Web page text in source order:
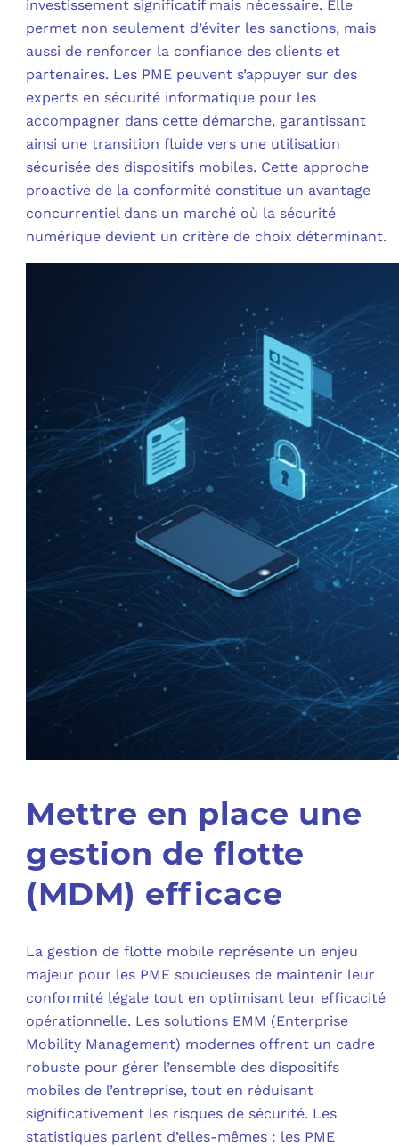
investissement significatif mais nécessaire. Elle
permet non seulement d’éviter les sanctions, mais
aussi de renforcer la confiance des clients et
partenaires. Les PME peuvent s’appuyer sur des
experts en sécurité informatique pour les
accompagner dans cette démarche, garantissant
ainsi une transition fluide vers une utilisation
sécurisée des dispositifs mobiles. Cette approche
proactive de la conformité constitue un avantage
concurrentiel dans un marché où la sécurité
numérique devient un critère de choix déterminant.
Mettre en place une
gestion de flotte
(MDM) efficace
La gestion de flotte mobile représente un enjeu
majeur pour les PME soucieuses de maintenir leur
conformité légale tout en optimisant leur efficacité
opérationnelle. Les solutions EMM (Enterprise
Mobility Management) modernes offrent un cadre
robuste pour gérer l’ensemble des dispositifs
mobiles de l’entreprise, tout en réduisant
significativement les risques de sécurité. Les
statistiques parlent d’elles-mêmes : les PME